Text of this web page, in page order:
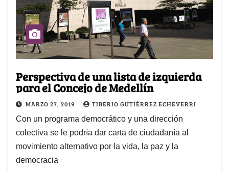
Perspectiva de una lista de izquierda
para el Concejo de Medellín
MARZO 27, 2019 TIBERIO GUTIÈRREZ ECHEVERRI
Con un programa democrático y una dirección
colectiva se le podría dar carta de ciudadanía al
movimiento alternativo por la vida, la paz y la
democracia